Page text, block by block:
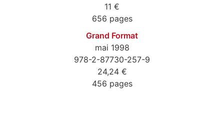
11 €
656 pages
Grand Format
mai 1998
978-2-87730-257-9
24,24 €
456 pages